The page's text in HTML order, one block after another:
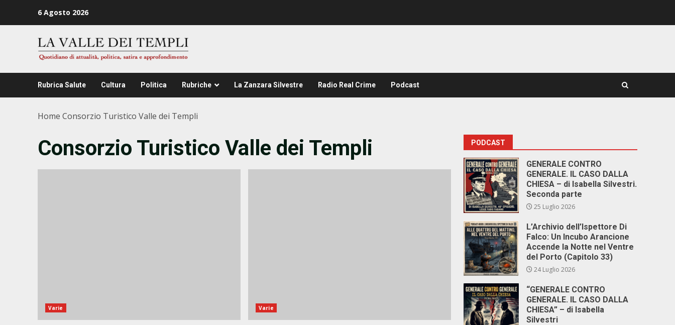
6 Agosto 2026
Rubrica Salute Cultura Politica Rubriche La Zanzara Silvestre Radio Real Crime Podcast
Home Consorzio Turistico Valle dei Templi
Consorzio Turistico Valle dei Templi
Varie Varie
PODCAST
GENERALE CONTRO
GENERALE. IL CASO DALLA
CHIESA – di Isabella Silvestri.
Seconda parte
25 Luglio 2026
L’Archivio dell’Ispettore Di
Falco: Un Incubo Arancione
Accende la Notte nel Ventre
del Porto (Capitolo 33)
24 Luglio 2026
“GENERALE CONTRO
GENERALE. IL CASO DALLA
CHIESA” – di Isabella
Silvestri